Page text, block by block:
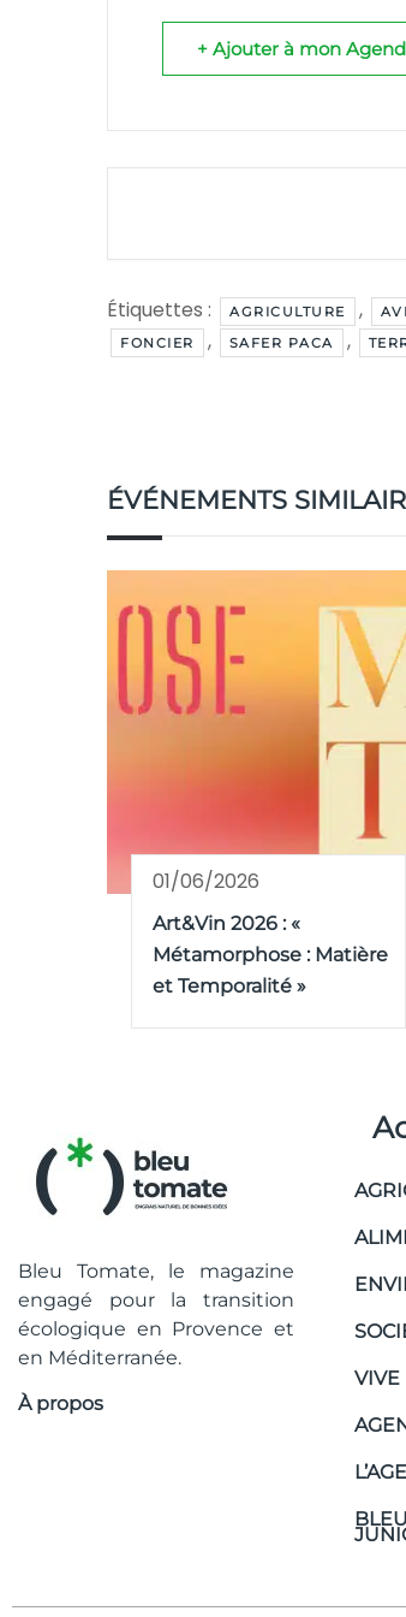
+ Ajouter à mon
Étiquettes : AGRICULTURE ,
FONCIER , SAFER PACA ,
ÉVÉNEMENTS
01/06/2026
Art&Vin 2026 : «
Métamorphose : Matière
et Temporalité »
Bleu Tomate, le magazine
engagé pour la transition
écologique en Provence et
en Méditerranée.
À propos
VIVE